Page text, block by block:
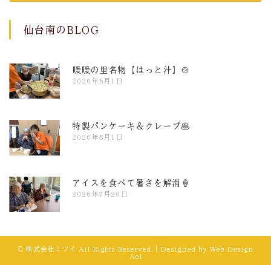
仙台南のBLOG
暖暖の里名物【はっと汁】🍲
2026年8月1日
特製パンケーキ＆クレープ🥞
2026年8月1日
アイスを食べて暑さを解消🍦
2026年7月20日
© 株式会社ミツイ All Rights Reserved.｜Designed by Web Design
Aoi